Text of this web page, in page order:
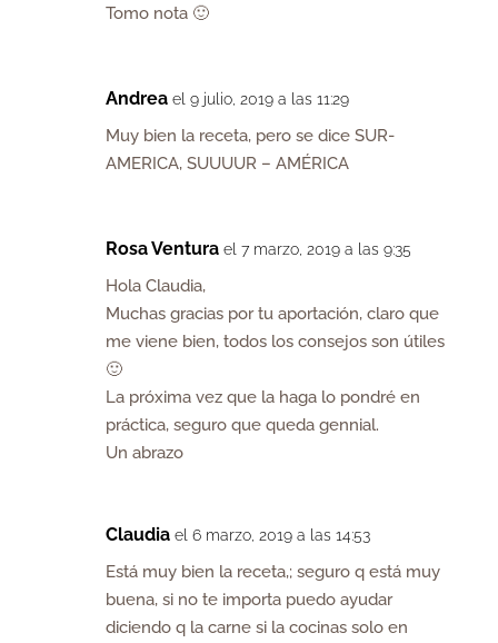
Tomo nota 🙂
Andrea el 9 julio, 2019 a las 11:29
Muy bien la receta, pero se dice SUR-
AMERICA, SUUUUR – AMÉRICA
Rosa Ventura el 7 marzo, 2019 a las 9:35
Hola Claudia,
Muchas gracias por tu aportación, claro que
me viene bien, todos los consejos son útiles
🙂
La próxima vez que la haga lo pondré en
práctica, seguro que queda gennial.
Un abrazo
Claudia el 6 marzo, 2019 a las 14:53
Está muy bien la receta,; seguro q está muy
buena, si no te importa puedo ayudar
diciendo q la carne si la cocinas solo en